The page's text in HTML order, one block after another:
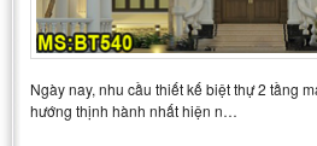
Ngày nay, nhu cầu thiết kế biệt thự 2 tầng
hướng thịnh hành nhất hiện n…